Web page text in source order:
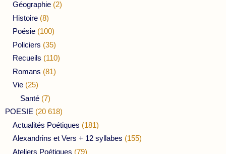
Géographie (2)
Histoire (8)
Poésie (100)
Policiers (35)
Recueils (110)
Romans (81)
Vie (25)
Santé (7)
POESIE (20 618)
Actualités Poétiques (181)
Alexandrins et Vers + 12 syllabes (155)
Ateliers Poétiques (79)